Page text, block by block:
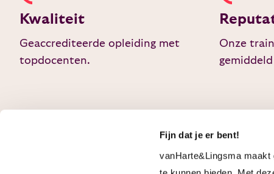
Fijn dat je er bent!
vanHarte&Lingsma
Kwaliteit
Geaccrediteerde opleiding met
topdocenten.
Onze
gemiddeld